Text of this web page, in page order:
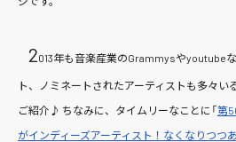
2013年も音楽産業のGrammysやyoutube
ト、ノミネートされたアーティストも多々い
ご紹介♪ ちなみに、タイムリーなことに「第
がインディーズアーティスト！なくなりつつ